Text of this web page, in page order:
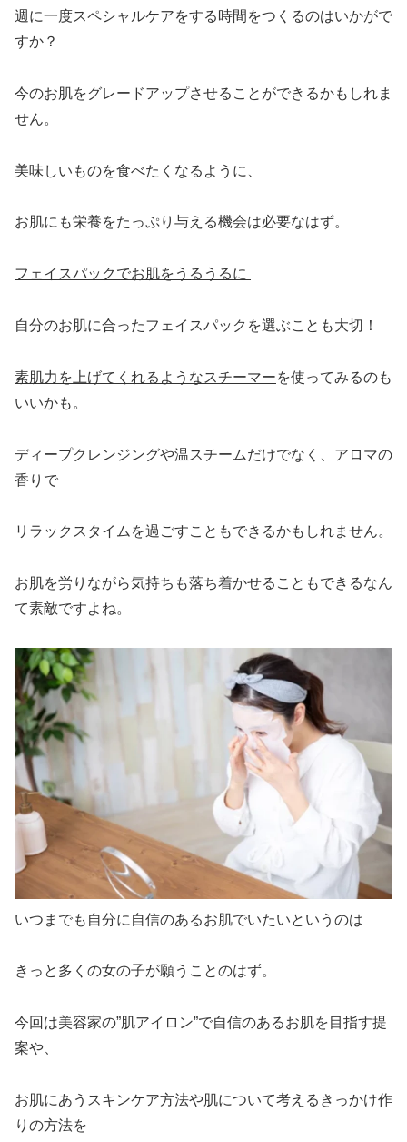
週に一度スペシャルケアをする時間をつくるのはいかがで
すか？
今のお肌をグレードアップさせることができるかもしれま
せん。
美味しいものを食べたくなるように、
お肌にも栄養をたっぷり与える機会は必要なはず。
フェイスパックでお肌をうるうるに
自分のお肌に合ったフェイスパックを選ぶことも大切！
素肌力を上げてくれるようなスチーマーを使ってみるのも
いいかも。
ディープクレンジングや温スチームだけでなく、アロマの
香りで
リラックスタイムを過ごすこともできるかもしれません。
お肌を労りながら気持ちも落ち着かせることもできるなん
て素敵ですよね。
いつまでも自分に自信のあるお肌でいたいというのは
きっと多くの女の子が願うことのはず。
今回は美容家の”肌アイロン”で自信のあるお肌を目指す提
案や、
お肌にあうスキンケア方法や肌について考えるきっかけ作
りの方法を